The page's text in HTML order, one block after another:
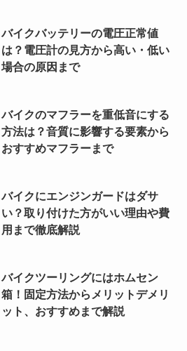
バイクバッテリーの電圧正常値
は？電圧計の見方から高い・低い
場合の原因まで
バイクのマフラーを重低音にする
方法は？音質に影響する要素から
おすすめマフラーまで
バイクにエンジンガードはダサ
い？取り付けた方がいい理由や費
用まで徹底解説
バイクツーリングにはホムセン
箱！固定方法からメリットデメリ
ット、おすすめまで解説